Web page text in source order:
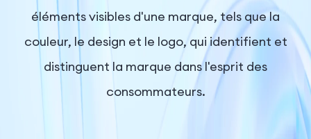
Entreprise
éléments visibles d'une marque, tels que la
couleur, le design et le logo, qui identifient et
distinguent la marque dans l'esprit des
consommateurs.